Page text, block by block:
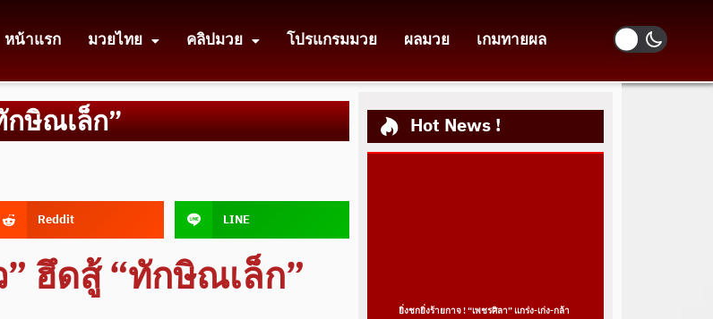
หน้าแรก มวยไทย คลิปมวย โปรแกรมมวย ผลมวย เกมทายผล
กษิณเล็ก”
Reddit LINE
ฮึดสู้ “ทักษิณเล็ก”
Hot News !
ยิ่งชกยิ่งร้ายกาจ ! “เพชรศิลา” แกร่ง-เก่ง-กล้า